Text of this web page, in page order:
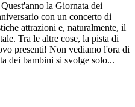
la Giornata dei
con un concerto di
attrazioni e, naturalmente, il
Tra le altre cose, la pista di
presenti! Non vediamo l'ora di
dei bambini si svolge solo...